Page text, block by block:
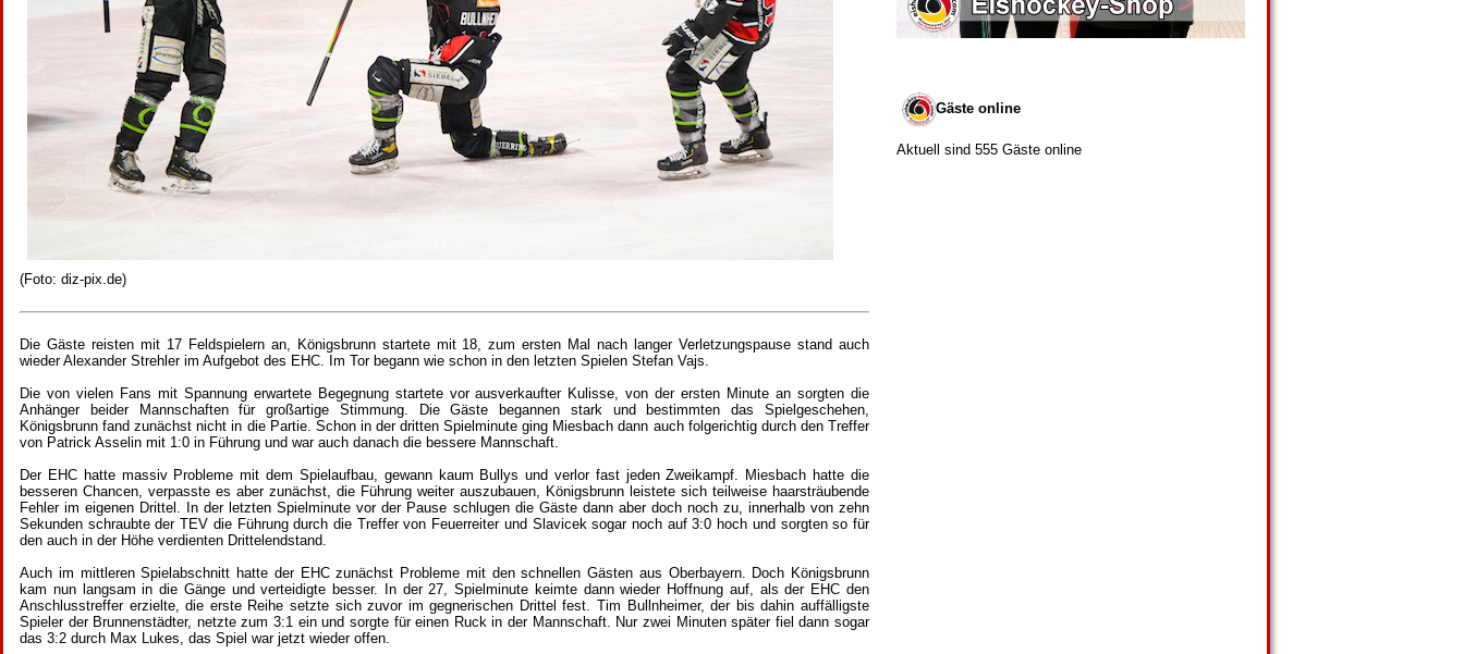
(Foto: diz-pix.de)
Die Gäste reisten mit 17 Feldspielern an, Königsbrunn startete mit 18, zum ersten Mal nach langer Verletzungspause stand auch
wieder Alexander Strehler im Aufgebot des EHC. Im Tor begann wie schon in den letzten Spielen Stefan Vajs.
Die von vielen Fans mit Spannung erwartete Begegnung startete vor ausverkaufter Kulisse, von der ersten Minute an sorgten die
Anhänger beider Mannschaften für großartige Stimmung. Die Gäste begannen stark und bestimmten das Spielgeschehen,
Königsbrunn fand zunächst nicht in die Partie. Schon in der dritten Spielminute ging Miesbach dann auch folgerichtig durch den Treffer
von Patrick Asselin mit 1:0 in Führung und war auch danach die bessere Mannschaft.
Der EHC hatte massiv Probleme mit dem Spielaufbau, gewann kaum Bullys und verlor fast jeden Zweikampf. Miesbach hatte die
besseren Chancen, verpasste es aber zunächst, die Führung weiter auszubauen, Königsbrunn leistete sich teilweise haarsträubende
Fehler im eigenen Drittel. In der letzten Spielminute vor der Pause schlugen die Gäste dann aber doch noch zu, innerhalb von zehn
Sekunden schraubte der TEV die Führung durch die Treffer von Feuerreiter und Slavicek sogar noch auf 3:0 hoch und sorgten so für
den auch in der Höhe verdienten Drittelendstand.
Auch im mittleren Spielabschnitt hatte der EHC zunächst Probleme mit den schnellen Gästen aus Oberbayern. Doch Königsbrunn
kam nun langsam in die Gänge und verteidigte besser. In der 27, Spielminute keimte dann wieder Hoffnung auf, als der EHC den
Anschlusstreffer erzielte, die erste Reihe setzte sich zuvor im gegnerischen Drittel fest. Tim Bullnheimer, der bis dahin auffälligste
Spieler der Brunnenstädter, netzte zum 3:1 ein und sorgte für einen Ruck in der Mannschaft. Nur zwei Minuten später fiel dann sogar
das 3:2 durch Max Lukes, das Spiel war jetzt wieder offen.
Gäste online
Aktuell sind 555 Gäste online